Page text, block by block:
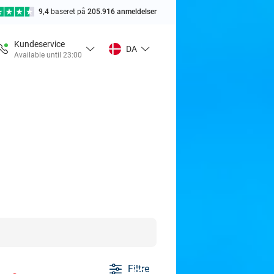
9,4 baseret på 205.916 anmeldelser
Kundeservice
Available until 23:00
DA
Filtre